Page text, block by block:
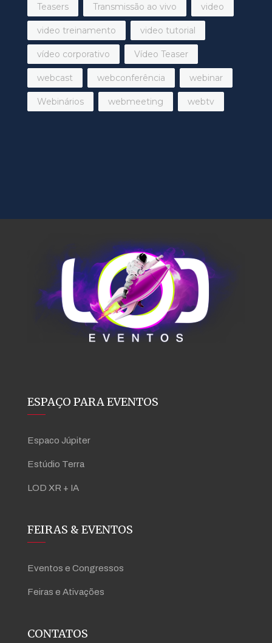
Teasers Transmissão ao vivo video
video treinamento video tutorial
vídeo corporativo Vídeo Teaser
webcast webconferência webinar
Webinários webmeeting webtv
ESPAÇO PARA EVENTOS
Espaco Júpiter
Estúdio Terra
LOD XR + IA
FEIRAS & EVENTOS
Eventos e Congressos
Feiras e Ativações
CONTATOS